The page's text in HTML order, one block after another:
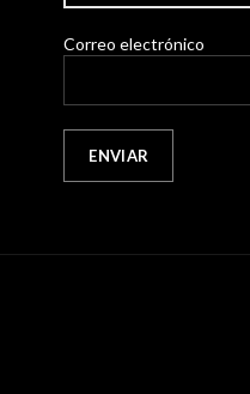
Correo electrónico